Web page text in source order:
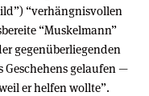
“verhängnisvollen
“Muskelmann”
gegenüberliegenden
Geschehens gelaufen —
er helfen wollte”.